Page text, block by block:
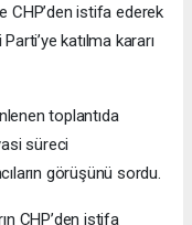
CHP’den istifa ederek
katılma kararı
toplantıda
süreci
görüşünü sordu.
CHP’den istifa